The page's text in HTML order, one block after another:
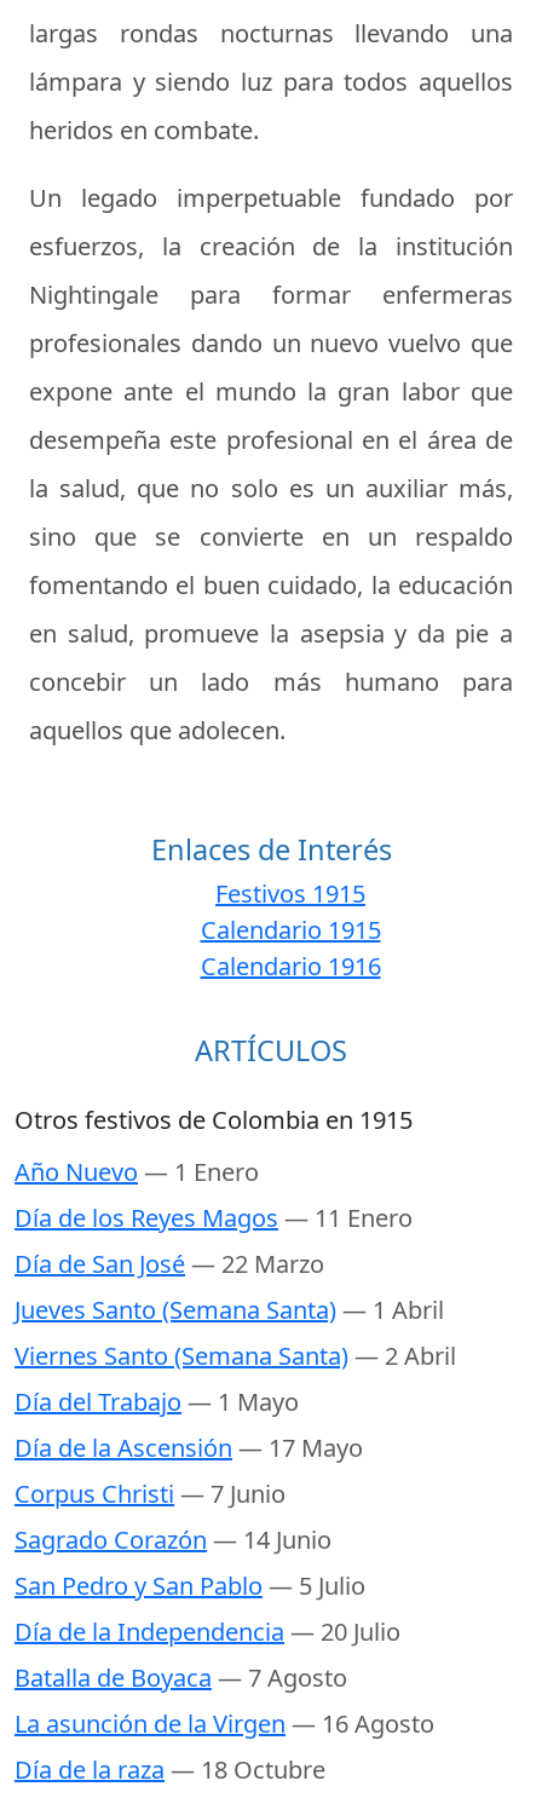
largas rondas nocturnas llevando una
lámpara y siendo luz para todos aquellos
heridos en combate.
Un legado imperpetuable fundado por
esfuerzos, la creación de la institución
Nightingale para formar enfermeras
profesionales dando un nuevo vuelvo que
expone ante el mundo la gran labor que
desempeña este profesional en el área de
la salud, que no solo es un auxiliar más,
sino que se convierte en un respaldo
fomentando el buen cuidado, la educación
en salud, promueve la asepsia y da pie a
concebir un lado más humano para
aquellos que adolecen.
Enlaces de Interés
Festivos 1915
Calendario 1915
Calendario 1916
ARTÍCULOS
Otros festivos de Colombia en 1915
Año Nuevo — 1 Enero
Día de los Reyes Magos — 11 Enero
Día de San José— 22 Marzo
Jueves Santo (Semana Santa)— 1 Abril
Viernes Santo (Semana Santa)— 2 Abril
Día del Trabajo — 1 Mayo
Día de la Ascensión — 17 Mayo
Corpus Christi — 7 Junio
Sagrado Corazón — 14 Junio
San Pedro y San Pablo — 5 Julio
Día de la Independencia — 20 Julio
Batalla de Boyaca — 7 Agosto
La asunción de la Virgen — 16 Agosto
Día de la raza — 18 Octubre